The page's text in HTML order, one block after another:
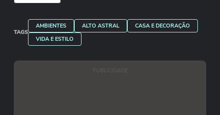
TAGS
AMBIENTES ALTO ASTRAL
CASA E DECORAÇÃO
VIDA E ESTILO
PUBLICIDADE